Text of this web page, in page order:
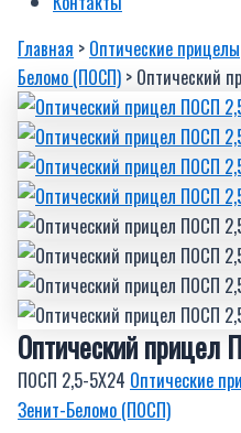
Главная > Оптические прицелы
Беломо (ПОСП) > Оптический
Оптический
ПОСП 2,5-5Х24 Оптические
Зенит-Беломо (ПОСП)